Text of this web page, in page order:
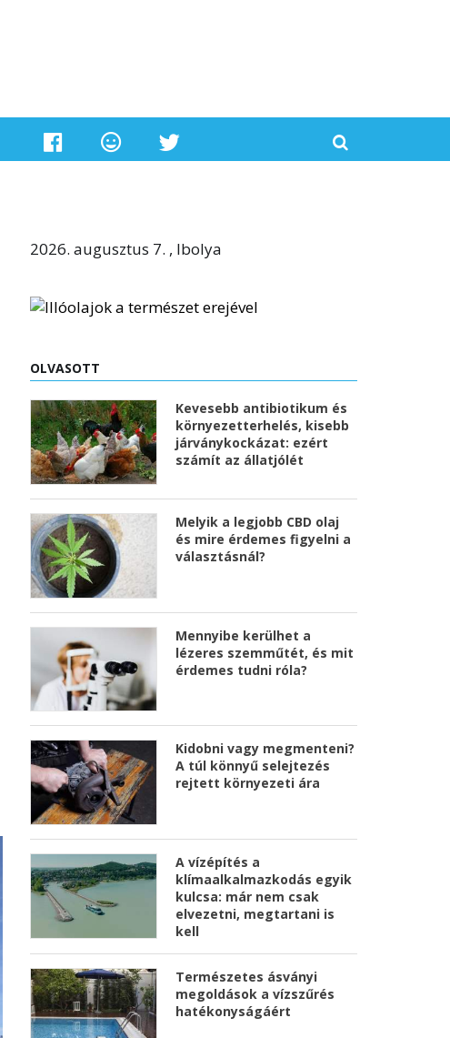
2026. augusztus 7. , Ibolya
OLVASOTT
Kevesebb antibiotikum és
környezetterhelés, kisebb
járványkockázat: ezért
számít az állatjólét
Melyik a legjobb CBD olaj
és mire érdemes figyelni a
választásnál?
Mennyibe kerülhet a
lézeres szemműtét, és mit
érdemes tudni róla?
Kidobni vagy megmenteni?
A túl könnyű selejtezés
rejtett környezeti ára
A vízépítés a
klímaalkalmazkodás egyik
kulcsa: már nem csak
elvezetni, megtartani is
kell
Természetes ásványi
megoldások a vízszűrés
hatékonyságáért